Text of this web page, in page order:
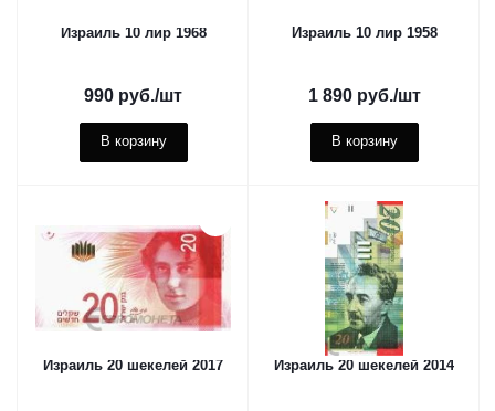
Израиль 10 лир 1968
990 руб./шт
В корзину
Израиль 10 лир 1958
1 890руб./шт
В корзину
Израиль 20 шекелей 2017 Израиль 20 шекелей 2014